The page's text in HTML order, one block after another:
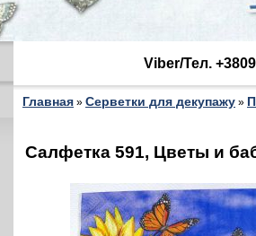
Viber/Тел.
Главная » Серветки для декупажу »
Салфетка 591, Цветы и